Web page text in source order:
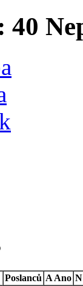
40
Poslanců A Ano N